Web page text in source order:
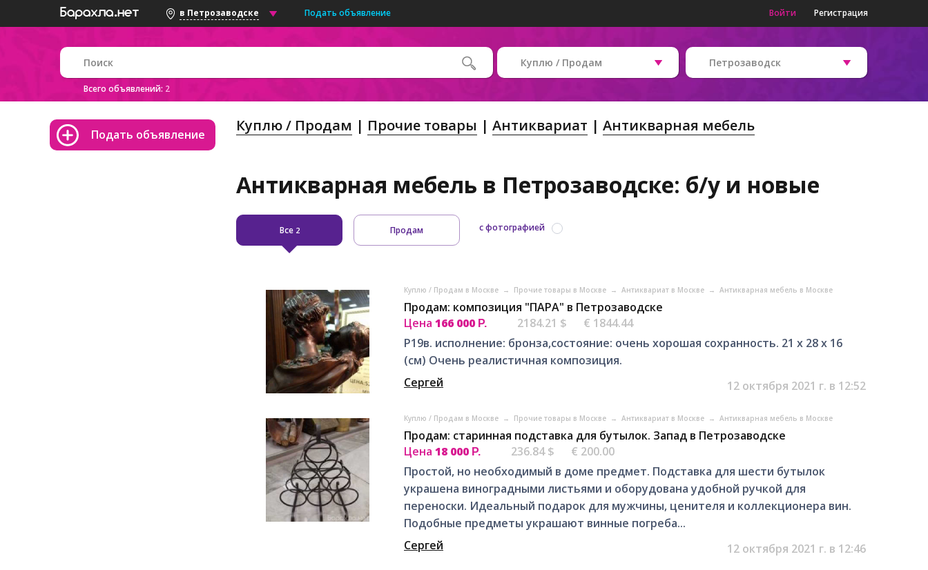
в Петрозаводске Подать объявление Войти Регистрация
Всего объявлений: 2
Куплю / Продам Петрозаводск
Подать объявление Куплю / Продам Прочие товары Антиквариат Антикварная мебель
Антикварная мебель в Петрозаводске: б/у и новые
Все 2 Продам с фотографией
Куплю / Продам в Москве → Прочие товары в Москве → Антиквариат в Москве → Антикварная мебель в Москве
Продам: композиция "ПАРА" в Петрозаводске
Цена 166 000 Р. 2184.21 $
€ 1844.44
Р19в. исполнение: бронза,состояние: очень хорошая сохранность. 21 х 28 х 16
(см) Очень реалистичная композиция.
Сергей
12 октября 2021 г. в 12:52
Куплю / Продам в Москве → Прочие товары в Москве → Антиквариат в Москве → Антикварная мебель в Москве
Продам: старинная подставка для бутылок. Запад в Петрозаводске
Цена 18 000 Р. 236.84 $
€ 200.00
Простой, но необходимый в доме предмет. Подставка для шести бутылок
украшена виноградными листьями и оборудована удобной ручкой для
переноски. Идеальный подарок для мужчины, ценителя и коллекционера вин.
Подобные предметы украшают винные погреба...
Сергей
12 октября 2021 г. в 12:46